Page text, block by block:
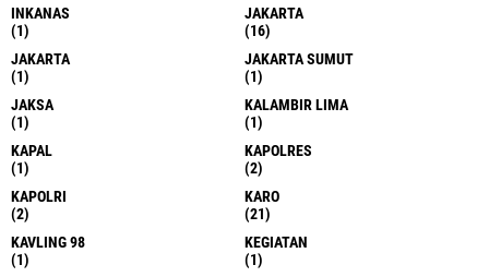
INKANAS
(1)
JAKARTA
(16)
JAKARTA
(1)
JAKARTA SUMUT
(1)
JAKSA
(1)
KALAMBIR LIMA
(1)
KAPAL
(1)
KAPOLRES
(2)
KAPOLRI
(2)
KARO
(21)
KAVLING 98
(1)
KEGIATAN
(1)